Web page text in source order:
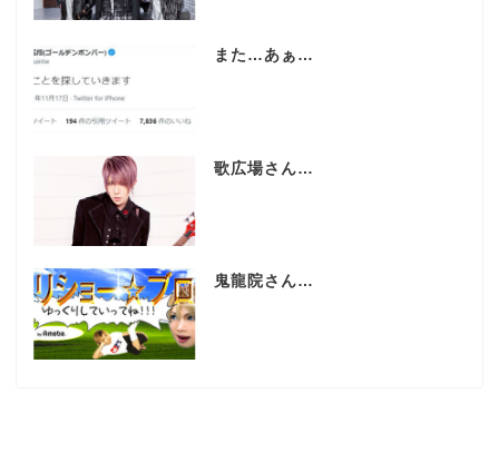
また…あぁ…
歌広場さん…
鬼龍院さん…